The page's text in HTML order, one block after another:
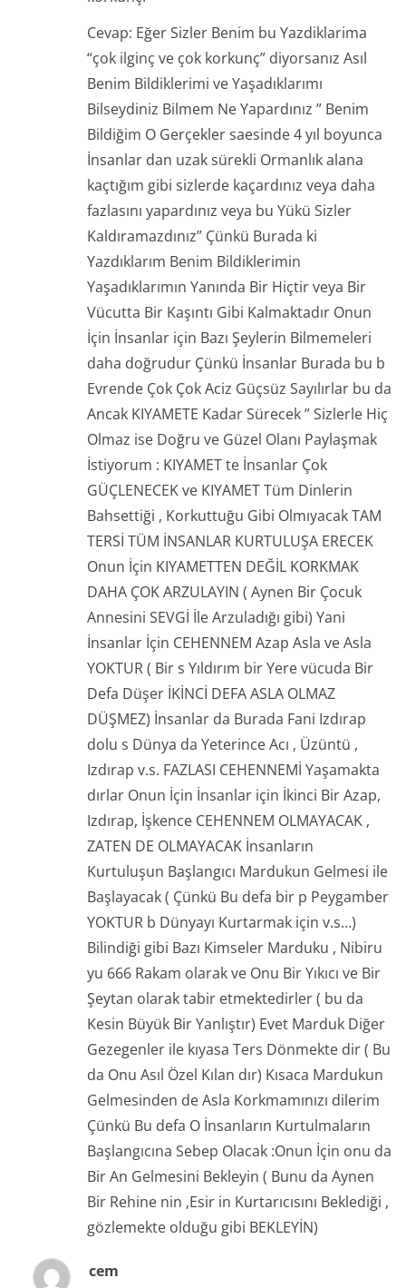
Cevap: Eğer Sizler Benim bu Yazdiklarima
“çok ilginç ve çok korkunç” diyorsanız Asıl
Benim Bildiklerimi ve Yaşadıklarımı
Bilseydiniz Bilmem Ne Yapardınız ” Benim
Bildiğim O Gerçekler saesinde 4 yıl boyunca
İnsanlar dan uzak sürekli Ormanlık alana
kaçtığım gibi sizlerde kaçardınız veya daha
fazlasını yapardınız veya bu Yükü Sizler
Kaldıramazdınız” Çünkü Burada ki
Yazdıklarım Benim Bildiklerimin
Yaşadıklarımın Yanında Bir Hiçtir veya Bir
Vücutta Bir Kaşıntı Gibi Kalmaktadır Onun
İçin İnsanlar için Bazı Şeylerin Bilmemeleri
daha doğrudur Çünkü İnsanlar Burada bu b
Evrende Çok Çok Aciz Güçsüz Sayılırlar bu da
Ancak KIYAMETE Kadar Sürecek ” Sizlerle Hiç
Olmaz ise Doğru ve Güzel Olanı Paylaşmak
İstiyorum : KIYAMET te İnsanlar Çok
GÜÇLENECEK ve KIYAMET Tüm Dinlerin
Bahsettiği , Korkuttuğu Gibi Olmıyacak TAM
TERSİ TÜM İNSANLAR KURTULUŞA ERECEK
Onun İçin KIYAMETTEN DEĞİL KORKMAK
DAHA ÇOK ARZULAYIN ( Aynen Bir Çocuk
Annesini SEVGİ İle Arzuladığı gibi) Yani
İnsanlar İçin CEHENNEM Azap Asla ve Asla
YOKTUR ( Bir s Yıldırım bir Yere vücuda Bir
Defa Düşer İKİNCİ DEFA ASLA OLMAZ
DÜŞMEZ) İnsanlar da Burada Fani Izdırap
dolu s Dünya da Yeterince Acı , Üzüntü ,
Izdırap v.s. FAZLASI CEHENNEMİ Yaşamakta
dırlar Onun İçin İnsanlar için İkinci Bir Azap,
Izdırap, İşkence CEHENNEM OLMAYACAK ,
ZATEN DE OLMAYACAK İnsanların
Kurtuluşun Başlangıcı Mardukun Gelmesi ile
Başlayacak ( Çünkü Bu defa bir p Peygamber
YOKTUR b Dünyayı Kurtarmak için v.s…)
Bilindiği gibi Bazı Kimseler Marduku , Nibiru
yu 666 Rakam olarak ve Onu Bir Yıkıcı ve Bir
Şeytan olarak tabir etmektedirler ( bu da
Kesin Büyük Bir Yanlıştır) Evet Marduk Diğer
Gezegenler ile kıyasa Ters Dönmekte dir ( Bu
da Onu Asıl Özel Kılan dır) Kısaca Mardukun
Gelmesinden de Asla Korkmamınızı dilerim
Çünkü Bu defa O İnsanların Kurtulmaların
Başlangıcına Sebep Olacak :Onun İçin onu da
Bir An Gelmesini Bekleyin ( Bunu da Aynen
Bir Rehine nin ,Esir in Kurtarıcısını Beklediği ,
gözlemekte olduğu gibi BEKLEYİN)
cem